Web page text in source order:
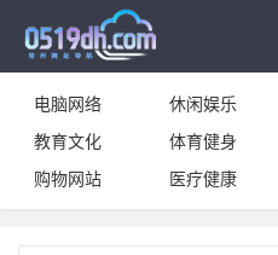
电脑网络 休闲娱乐
教育文化
体育健身
购物网站
医疗健康